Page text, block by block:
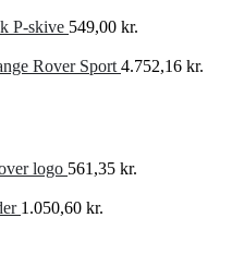
599,00 kr..
P-skive 549,00 kr.
Rover Sport 4.752,16 kr.
logo 561,35 kr.
1.050,60 kr.